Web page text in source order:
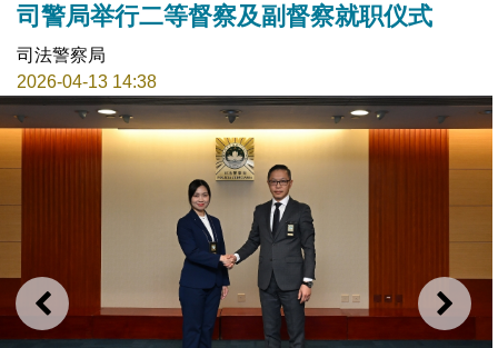
司警局举行二等督察及副督察就职仪式
司法警察局
2026-04-13 14:38
上一则 下一